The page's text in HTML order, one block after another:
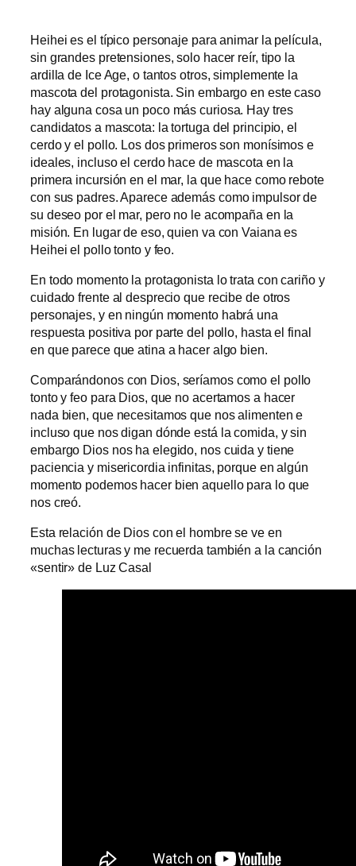
Heihei es el típico personaje para animar la película,
sin grandes pretensiones, solo hacer reír, tipo la
ardilla de Ice Age, o tantos otros, simplemente la
mascota del protagonista. Sin embargo en este caso
hay alguna cosa un poco más curiosa. Hay tres
candidatos a mascota: la tortuga del principio, el
cerdo y el pollo. Los dos primeros son monísimos e
ideales, incluso el cerdo hace de mascota en la
primera incursión en el mar, la que hace como rebote
con sus padres. Aparece además como impulsor de
su deseo por el mar, pero no le acompaña en la
misión. En lugar de eso, quien va con Vaiana es
Heihei el pollo tonto y feo.
En todo momento la protagonista lo trata con cariño y
cuidado frente al desprecio que recibe de otros
personajes, y en ningún momento habrá una
respuesta positiva por parte del pollo, hasta el final
en que parece que atina a hacer algo bien.
Comparándonos con Dios, seríamos como el pollo
tonto y feo para Dios, que no acertamos a hacer
nada bien, que necesitamos que nos alimenten e
incluso que nos digan dónde está la comida, y sin
embargo Dios nos ha elegido, nos cuida y tiene
paciencia y misericordia infinitas, porque en algún
momento podemos hacer bien aquello para lo que
nos creó.
Esta relación de Dios con el hombre se ve en
muchas lecturas y me recuerda también a la canción
«sentir» de Luz Casal